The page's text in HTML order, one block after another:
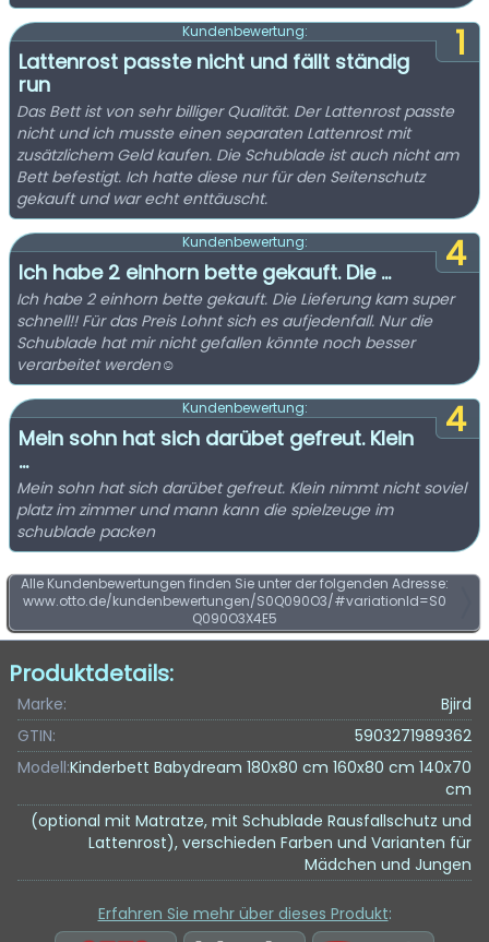
1
Kundenbewertung:
Lattenrost passte nicht und fällt ständig
run
Das Bett ist von sehr billiger Qualität. Der Lattenrost passte
nicht und ich musste einen separaten Lattenrost mit
zusätzlichem Geld kaufen. Die Schublade ist auch nicht am
Bett befestigt. Ich hatte diese nur für den Seitenschutz
gekauft und war echt enttäuscht.
4
Kundenbewertung:
Ich habe 2 einhorn bette gekauft. Die ...
Ich habe 2 einhorn bette gekauft. Die Lieferung kam super
schnell!! Für das Preis Lohnt sich es aufjedenfall. Nur die
Schublade hat mir nicht gefallen könnte noch besser
verarbeitet werden☺️
4
Kundenbewertung:
Mein sohn hat sich darübet gefreut. Klein
...
Mein sohn hat sich darübet gefreut. Klein nimmt nicht soviel
platz im zimmer und mann kann die spielzeuge im
schublade packen
Alle Kundenbewertungen finden Sie unter der folgenden Adresse:
www.otto.de/kundenbewertungen/S0Q090O3/#variationId=S0
Q090O3X4E5
Produktdetails:
Marke:
Bjird
GTIN:
5903271989362
Modell:Kinderbett Babydream 180x80 cm 160x80 cm 140x70
cm
(optional mit Matratze, mit Schublade Rausfallschutz und
Lattenrost), verschieden Farben und Varianten für
Mädchen und Jungen
Erfahren Sie mehr über dieses Produkt: